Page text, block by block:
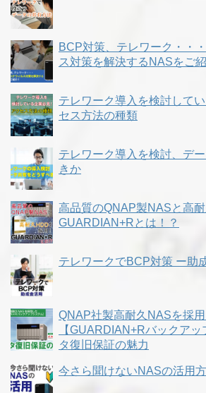
BCP対策、テレワーク・・
ス対策を解決するNASをご紹
テレワーク導入を検討して
セス方法の種類
テレワーク導入を検討、デ
きか
高品質のQNAP製NASと高耐
GUARDIAN+Rとは！？
テレワークでBCP対策 ー助
QNAP社製高耐久NASを採
【GUARDIAN+Rバックア
タ復旧保証の魅力
今さら聞けないNASの活用